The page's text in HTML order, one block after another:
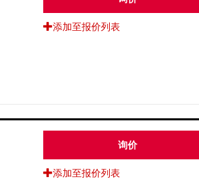
添加至报价列表
询价
添加至报价列表